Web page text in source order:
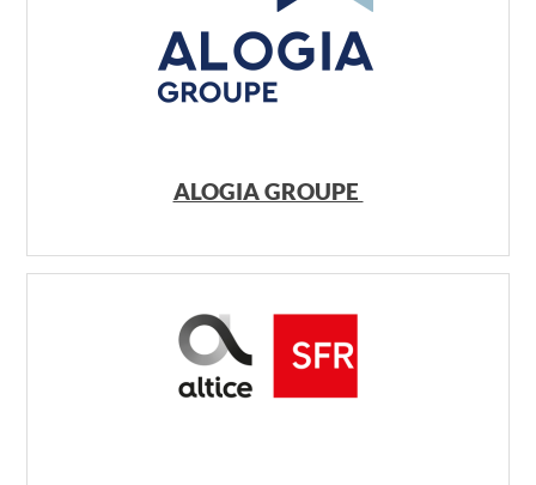
ALOGIA GROUPE